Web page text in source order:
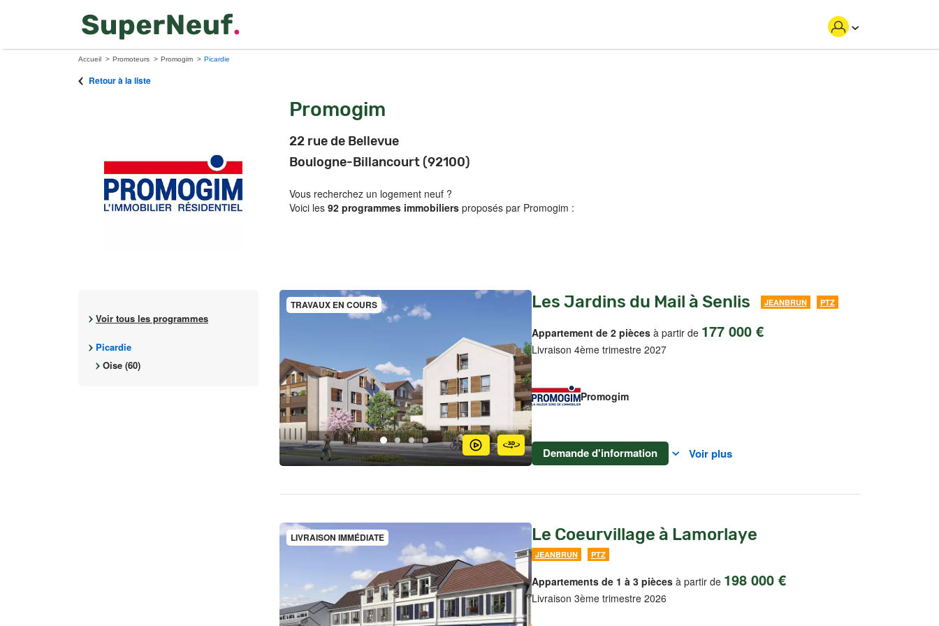
Accueil Promoteurs Promogim Picardie
Retour à la liste
Promogim
22 rue de Bellevue
Boulogne-Billancourt (92100)
Vous recherchez un logement neuf ?
Voici les 92 programmes immobiliers proposés par Promogim :
TRAVAUX EN COURS Les Jardins du Mail à Senlis JEANBRUN PTZ
Appartement de 2 piècesà partir de 177 000 €
Livraison 4ème trimestre 2027
Promogim
Demande d'information Voir plus
LIVRAISON IMMÉDIATE Le Coeurvillage à Lamorlaye
JEANBRUN PTZ
Appartements de 1 à 3 piècesà partir de 198 000 €
Livraison 3ème trimestre 2026
Voir tous les programmes
Picardie
Oise (60)